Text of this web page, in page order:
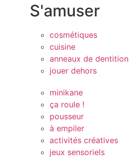
S'amuser
cosmétiques
cuisine
anneaux de dentition
jouer dehors
minikane
ça roule !
pousseur
à empiler
activités créatives
jeux sensoriels